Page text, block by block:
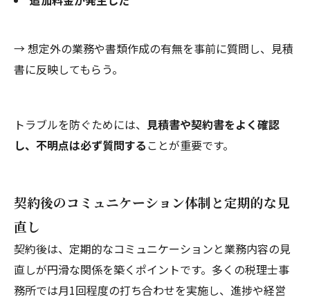
→ 想定外の業務や書類作成の有無を事前に質問し、見積
書に反映してもらう。
トラブルを防ぐためには、 見積書や契約書をよく確認
し、不明点は必ず質問する ことが重要です。
契約後のコミュニケーション体制と定期的な見
直し
契約後は、定期的なコミュニケーションと業務内容の見
直しが円滑な関係を築くポイントです。多くの税理士事
務所では月1回程度の打ち合わせを実施し、進捗や経営